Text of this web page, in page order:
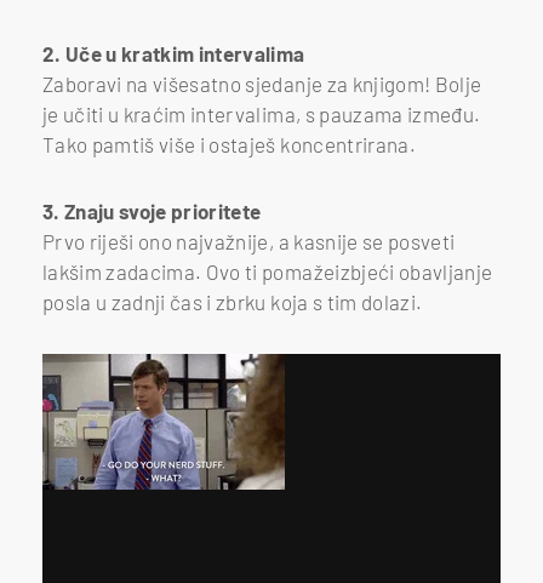
2. Uče u kratkim intervalima
Zaboravi na višesatno sjedanje za knjigom! Bolje
je učiti u kraćim intervalima, s pauzama između.
Tako pamtiš više i ostaješ koncentrirana.
3. Znaju svoje prioritete
Prvo riješi ono najvažnije, a kasnije se posveti
lakšim zadacima. Ovo ti pomažeizbjeći obavljanje
posla u zadnji čas i zbrku koja s tim dolazi.